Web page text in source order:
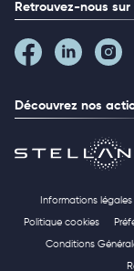
Retrouvez-nous
Découvrez nos
Informations légales
Politique cookies
Conditions